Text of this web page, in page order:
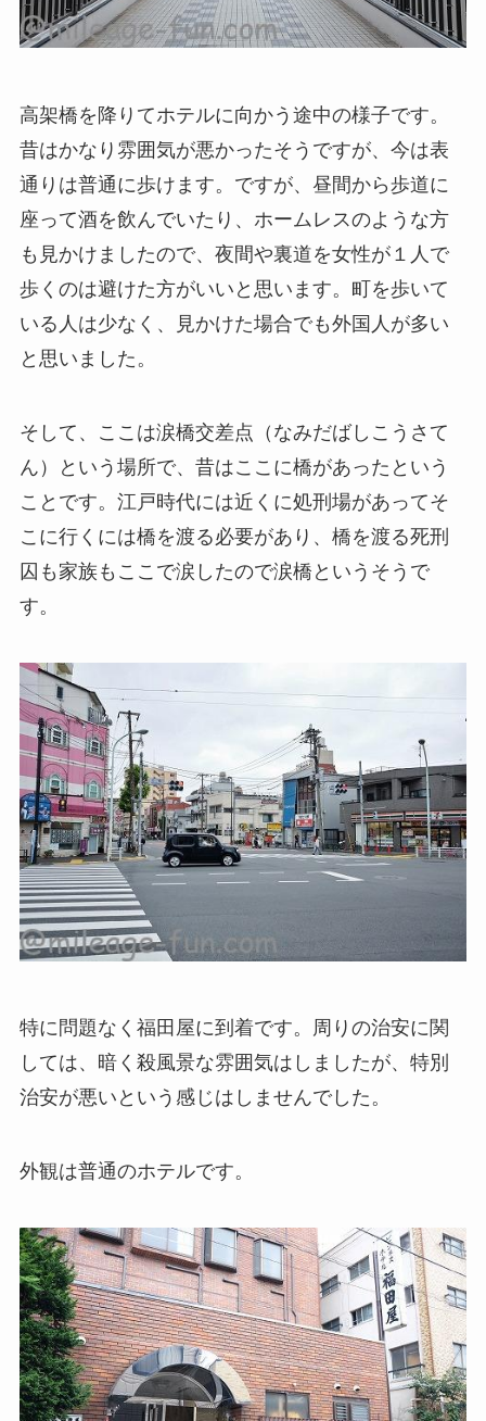
高架橋を降りてホテルに向かう途中の様子です。
昔はかなり雰囲気が悪かったそうですが、今は表
通りは普通に歩けます。ですが、昼間から歩道に
座って酒を飲んでいたり、ホームレスのような方
も見かけましたので、夜間や裏道を女性が１人で
歩くのは避けた方がいいと思います。町を歩いて
いる人は少なく、見かけた場合でも外国人が多い
と思いました。
そして、ここは涙橋交差点（なみだばしこうさて
ん）という場所で、昔はここに橋があったという
ことです。江戸時代には近くに処刑場があってそ
こに行くには橋を渡る必要があり、橋を渡る死刑
囚も家族もここで涙したので涙橋というそうで
す。
特に問題なく福田屋に到着です。周りの治安に関
しては、暗く殺風景な雰囲気はしましたが、特別
治安が悪いという感じはしませんでした。
外観は普通のホテルです。